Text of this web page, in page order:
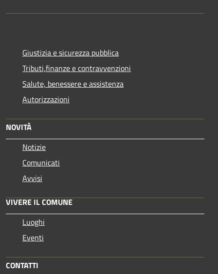
Giustizia e sicurezza pubblica
Tributi,finanze e contravvenzioni
Salute, benessere e assistenza
Autorizzazioni
NOVITÀ
Notizie
Comunicati
Avvisi
VIVERE IL COMUNE
Luoghi
Eventi
CONTATTI